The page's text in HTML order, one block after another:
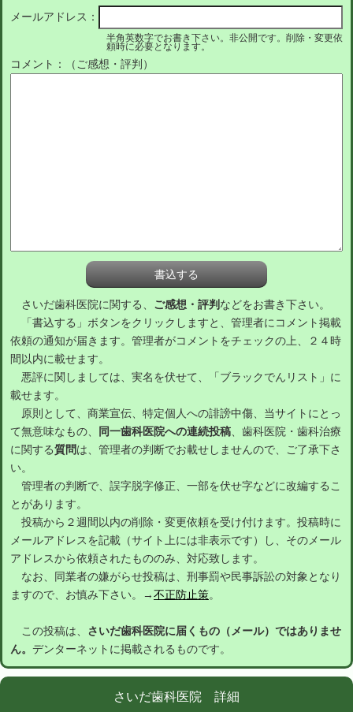
メールアドレス：
半角英数字でお書き下さい。非公開です。削除・変更依
頼時に必要となります。
コメント：（ご感想・評判）
さいだ歯科医院に関する、 ご感想・評判 などをお書き下さい。
「書込する」ボタンをクリックしますと、管理者にコメント掲載
依頼の通知が届きます。管理者がコメントをチェックの上、２４時
間以内に載せます。
悪評に関しましては、実名を伏せて、「ブラックでんリスト」に
載せます。
原則として、商業宣伝、特定個人への誹謗中傷、当サイトにとっ
て無意味なもの、
同一歯科医院への連続投稿、歯科医院・歯科治療
に関する質問は、管理者の判断でお載せしませんので、ご了承下さ
い。
管理者の判断で、誤字脱字修正、一部を伏せ字などに改編するこ
とがあります。
投稿から２週間以内の削除・変更依頼を受け付けます。投稿時に
メールアドレスを記載（サイト上には非表示です）し、そのメール
アドレスから依頼されたもののみ、対応致します。
なお、同業者の嫌がらせ投稿は、刑事罰や民事訴訟の対象となり
ますので、お慎み下さい。→不正防止策。
この投稿は、 さいだ歯科医院に届くもの（メール）ではありませ
ん。 デンターネットに掲載されるものです。
さいだ歯科医院 詳細